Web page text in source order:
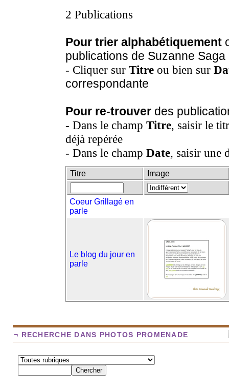
2 Publications
Pour trier alphabétiquement
publications de Suzanne
- Cliquer sur Titre ou bien sur
correspondante
Pour re-trouver des
- Dans le champ Titre, saisir le
déjà repérée
- Dans le champ Date, saisir une
Titre Image
Coeur Grillagé en
parle
Le blog du jour en
parle
¬ RECHERCHE DANS PHOTOS PROMENADE